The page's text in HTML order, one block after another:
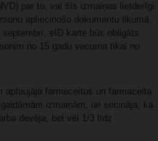
par to, vai šīs izmaiņas lietderīgi
apliecinošo dokumentu likumā,
eID karte būs obligāts
no 15 gadu vecuma tikai no
farmaceitus un farmaceita
izmaiņām, un secināja, ka
devēja, bet vēl 1/3 līdz